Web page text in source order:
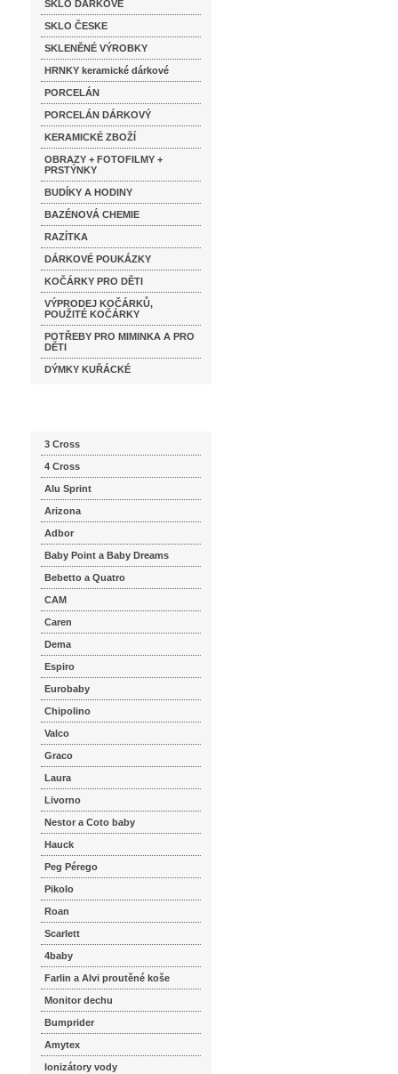
SKLO DÁRKOVÉ
SKLO ČESKE
SKLENĚNÉ VÝROBKY
HRNKY keramické dárkové
PORCELÁN
PORCELÁN DÁRKOVÝ
KERAMICKÉ ZBOŽÍ
OBRAZY + FOTOFILMY +
PRSTÝNKY
BUDÍKY A HODINY
BAZÉNOVÁ CHEMIE
RAZÍTKA
DÁRKOVÉ POUKÁZKY
KOČÁRKY PRO DĚTI
VÝPRODEJ KOČÁRKŮ,
POUŽITÉ KOČÁRKY
POTŘEBY PRO MIMINKA A PRO
DĚTI
DÝMKY KUŘÁCKÉ
3 Cross
4 Cross
Alu Sprint
Arizona
Adbor
Baby Point a Baby Dreams
Bebetto a Quatro
CAM
Caren
Dema
Espiro
Eurobaby
Chipolino
Valco
Graco
Laura
Livorno
Nestor a Coto baby
Hauck
Peg Pérego
Pikolo
Roan
Scarlett
4baby
Farlin a Alvi proutěné koše
Monitor dechu
Bumprider
Amytex
Ionizátory vody